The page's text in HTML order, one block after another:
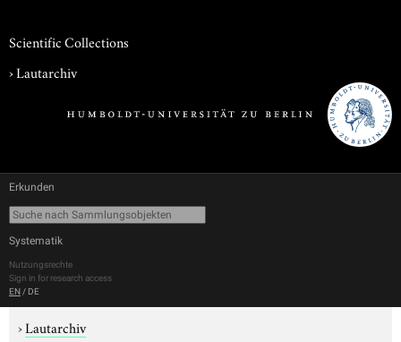
Scientific Collections
›Lautarchiv
Erkunden
Systematik
Nutzungsrechte
Sign in for research access
EN / DE
›Lautarchiv